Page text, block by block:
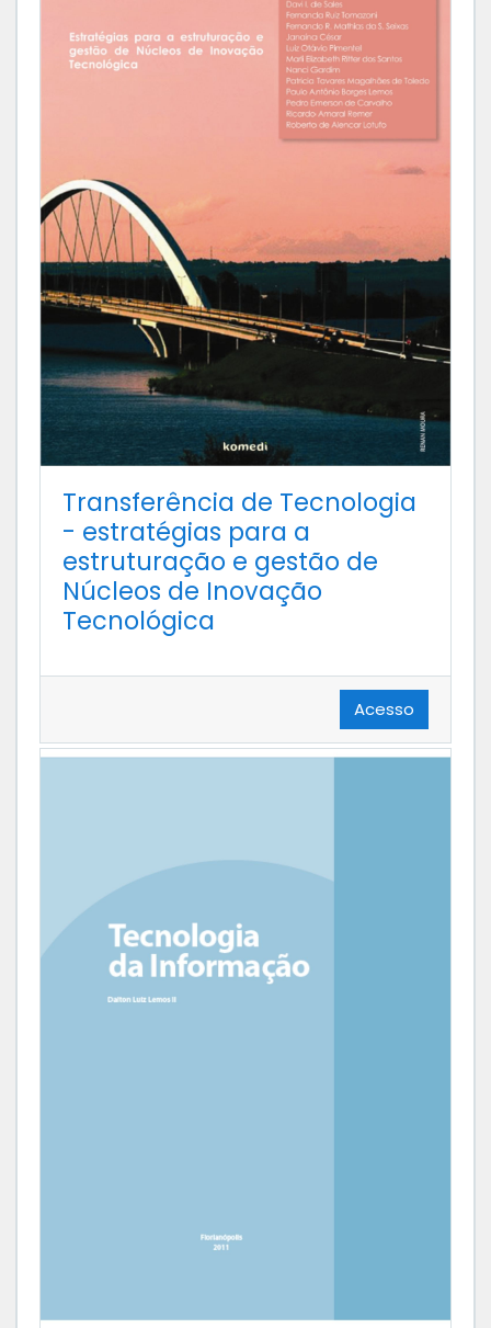
Transferência de Tecnologia
- estratégias para a
estruturação e gestão de
Núcleos de Inovação
Tecnológica
Acesso